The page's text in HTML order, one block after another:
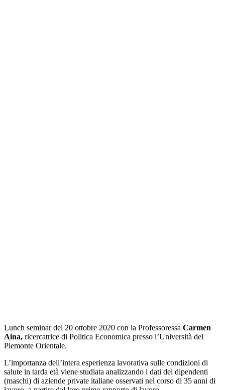
Lunch seminar del 20 ottobre 2020 con la Professoressa Carmen
Aina, ricercatrice di Politica Economica presso l’Università del
Piemonte Orientale.
L’importanza dell’intera esperienza lavorativa sulle condizioni di
salute in tarda età viene studiata analizzando i dati dei dipendenti
(maschi) di aziende private italiane osservati nel corso di 35 anni di